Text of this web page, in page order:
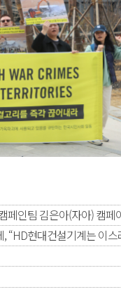
페인팀 김은아(자아) 캠
“HD현대건설기계는 이